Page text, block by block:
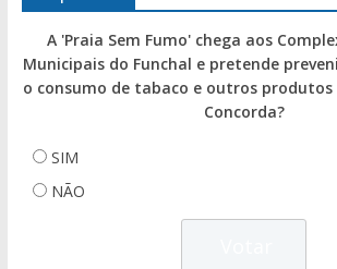
A 'Praia Sem Fumo' chega aos
Municipais do Funchal e pretende
o consumo de tabaco e outros produtos
Concorda?
SIM
NÃO